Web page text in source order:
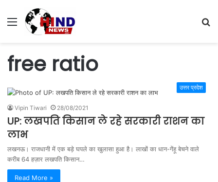
Menu
free ratio
उत्तर प्रदेश
Vipin Tiwari 28/08/2021
UP: लखपति किसान ले रहे सरकारी राशन का
लाभ
लखनऊ। राजधानी में एक बड़े घपले का खुलासा हुआ है। लाखों का धान-गेंहू बेचने वाले
करीब 64 हज़ार लखपति किसान…
Read More »